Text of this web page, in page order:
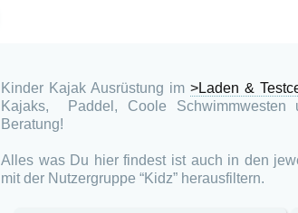
Kinder Kajak Ausrüstung im >Laden &
Kajaks, Paddel, Coole
Beratung!
Alles was Du hier findest ist auch in den
mit der Nutzergruppe “Kidz” herausfiltern.